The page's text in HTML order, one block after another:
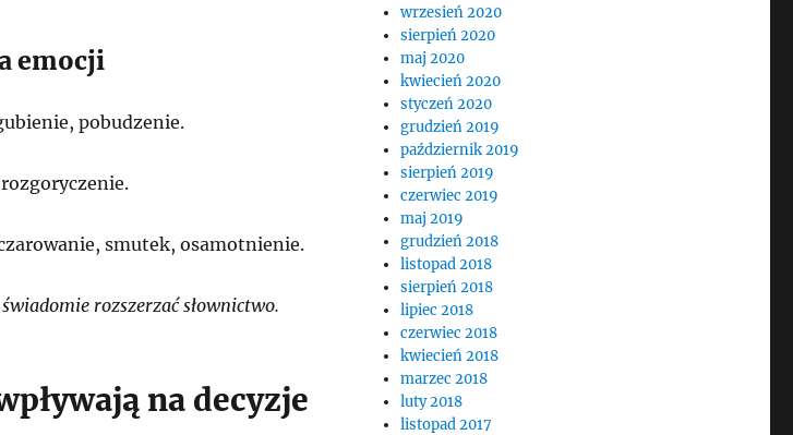
emocji
pobudzenie.
smutek, osamotnienie.
rozszerzać słownictwo.
na decyzje
wrzesień 2020
sierpień 2020
maj 2020
kwiecień 2020
styczeń 2020
grudzień 2019
październik 2019
sierpień 2019
czerwiec 2019
maj 2019
grudzień 2018
listopad 2018
sierpień 2018
lipiec 2018
czerwiec 2018
kwiecień 2018
marzec 2018
luty 2018
listopad 2017